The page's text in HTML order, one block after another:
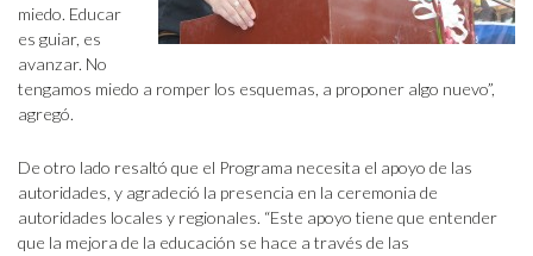
miedo. Educar
es guiar, es
avanzar. No
tengamos miedo a romper los esquemas, a proponer algo nuevo”,
agregó.
De otro lado resaltó que el Programa necesita el apoyo de las
autoridades, y agradeció la presencia en la ceremonia de
autoridades locales y regionales. “Este apoyo tiene que entender
que la mejora de la educación se hace a través de las